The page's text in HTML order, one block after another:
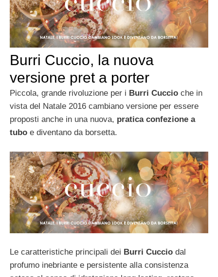
Burri Cuccio, la nuova
versione pret a porter
Piccola, grande rivoluzione per i Burri Cuccio che in
vista del Natale 2016 cambiano versione per essere
proposti anche in una nuova, pratica confezione a
tubo e diventano da borsetta.
Le caratteristiche principali dei Burri Cuccio dal
profumo inebriante e persistente alla consistenza